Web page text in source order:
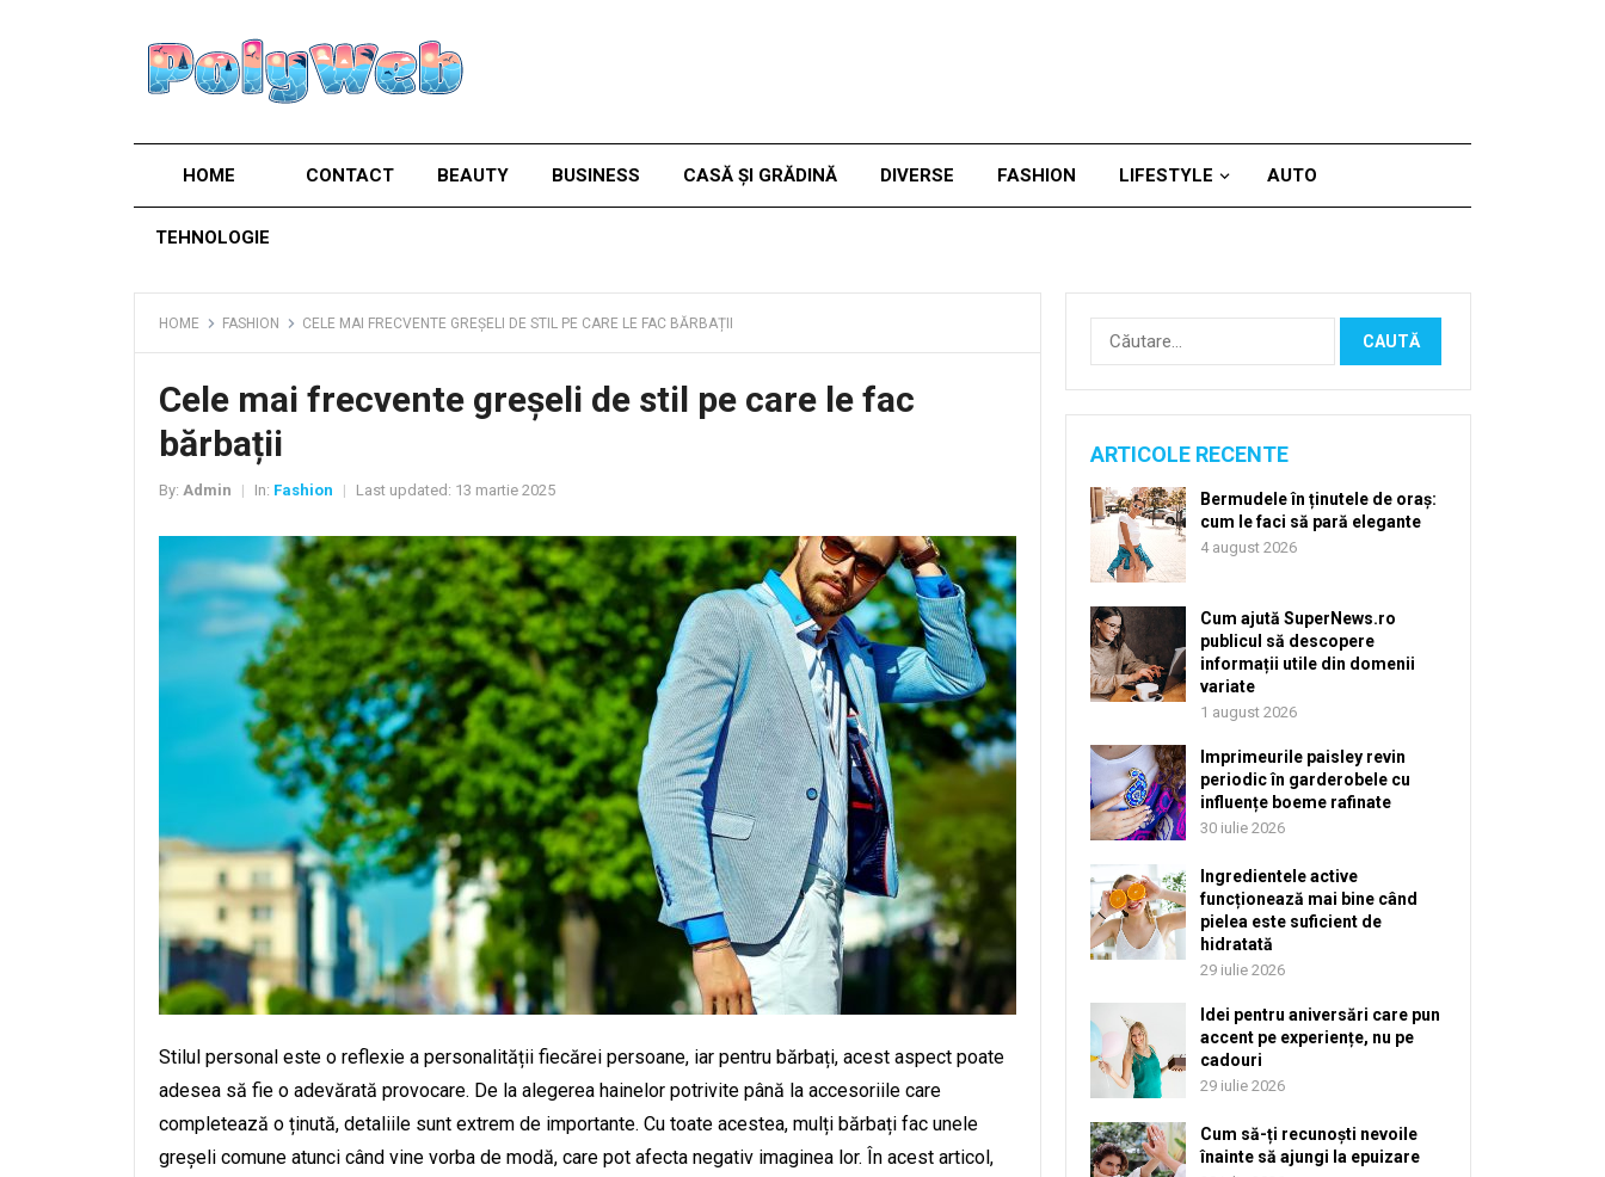
HOME CONTACT BEAUTY BUSINESS CASĂ ȘI GRĂDINĂ DIVERSE FASHION LIFESTYLE AUTO
TEHNOLOGIE
HOME FASHION CELE MAI FRECVENTE GREȘELI DE STIL PE CARE LE FAC BĂRBAȚII
Cele mai frecvente greșeli de stil pe care le fac
bărbații
By: Admin In: Fashion Last updated: 13 martie 2025
Stilul personal este o reflexie a personalității fiecărei persoane, iar pentru bărbați, acest aspect poate
adesea să fie o adevărată provocare. De la alegerea hainelor potrivite până la accesoriile care
completează o ținută, detaliile sunt extrem de importante. Cu toate acestea, mulți bărbați fac unele
greșeli comune atunci când vine vorba de modă, care pot afecta negativ imaginea lor. În acest articol,
Caută
după:
ARTICOLE RECENTE
Bermudele în ținutele de oraș:
cum le faci să pară elegante
4 august 2026
Cum ajută SuperNews.ro
publicul să descopere
informații utile din domenii
variate
1 august 2026
Imprimeurile paisley revin
periodic în garderobele cu
influențe boeme rafinate
30 iulie 2026
Ingredientele active
funcționează mai bine când
pielea este suficient de
hidratată
29 iulie 2026
Idei pentru aniversări care pun
accent pe experiențe, nu pe
cadouri
29 iulie 2026
Cum să-ți recunoști nevoile
înainte să ajungi la epuizare